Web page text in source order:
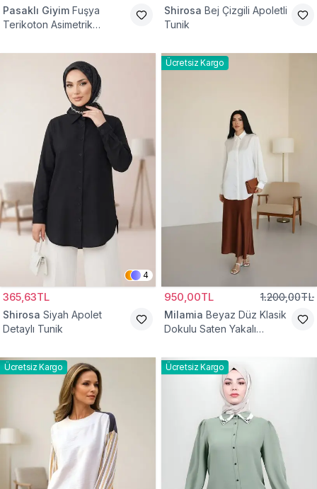
Pasaklı Giyim Fuşya
Terikoton Asimetrik
Shirosa Bej Çizgili Apoletli
Tunik
4
365,63TL
Shirosa Siyah Apolet
Detaylı Tunik
Ücretsiz Kargo
950,00TL 1.200,00TL
Milamia Beyaz Düz Klasik
Dokulu Saten Yakalı
Ücretsiz Kargo Ücretsiz Kargo